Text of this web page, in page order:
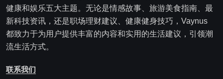
健康和娱乐五大主题。无论是情感故事、旅游美食指南、最
新科技资讯，还是职场理财建议、健康健身技巧，Vaynus
都致力于为用户提供丰富的内容和实用的生活建议，引领潮
流生活方式。
联系我们